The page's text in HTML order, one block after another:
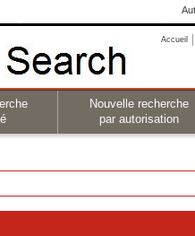
Accueil
Nouvelle recherche
par autorisation